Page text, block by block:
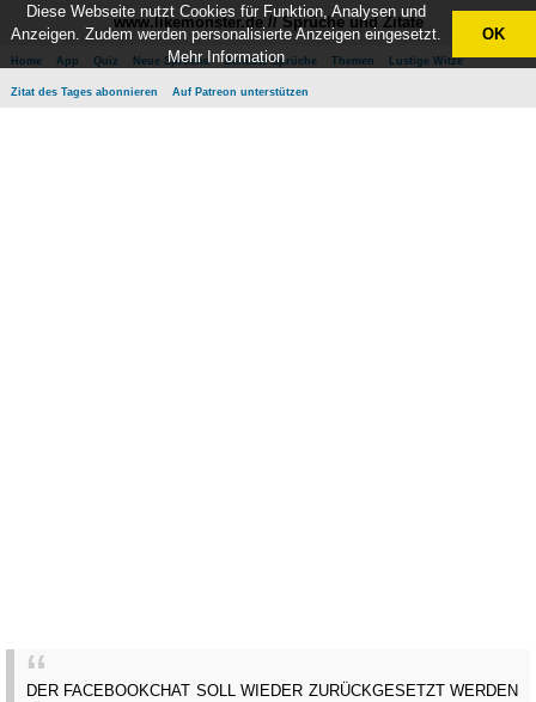
www.likemonster.de // Sprüche und Zitate
Home App Quiz Neue Sprüche Beliebte Sprüche Themen Lustige Witze
Zitat des Tages abonnieren Auf Patreon unterstützen
DER FACEBOOKCHAT SOLL WIEDER ZURÜCKGESETZT WERDEN
Diese Webseite nutzt Cookies für Funktion, Analysen und
Anzeigen. Zudem werden personalisierte Anzeigen eingesetzt.
Mehr Information
OK